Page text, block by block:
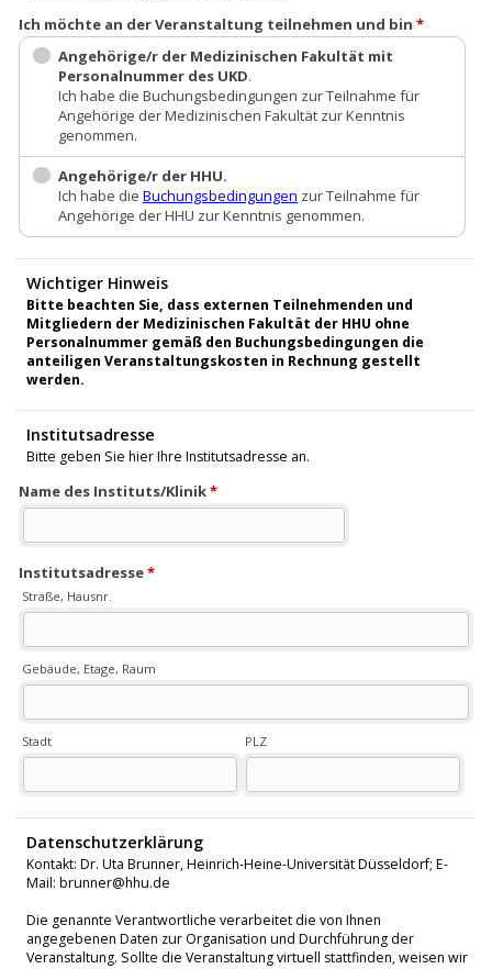
Ich möchte an der Veranstaltung teilnehmen und bin *
Angehörige/r der Medizinischen Fakultät mit
Personalnummer des UKD.
Ich habe die Buchungsbedingungen zur Teilnahme für
Angehörige der Medizinischen Fakultät zur Kenntnis
genommen.
Angehörige/r der HHU.
Ich habe die Buchungsbedingungen zur Teilnahme für
Angehörige der HHU zur Kenntnis genommen.
Wichtiger Hinweis
Bitte beachten Sie, dass externen Teilnehmenden und
Mitgliedern der Medizinischen Fakultät der HHU ohne
Personalnummer gemäß den Buchungsbedingungen die
anteiligen Veranstaltungskosten in Rechnung gestellt
werden.
Institutsadresse
Bitte geben Sie hier Ihre Institutsadresse an.
Name des Instituts/Klinik*
Institutsadresse*
Straße, Hausnr.
Gebäude, Etage, Raum
Stadt PLZ
Datenschutzerklärung
Kontakt: Dr. Uta Brunner, Heinrich-Heine-Universität Düsseldorf; E-
Mail: brunner@hhu.de
Die genannte Verantwortliche verarbeitet die von Ihnen
angegebenen Daten zur Organisation und Durchführung der
Veranstaltung. Sollte die Veranstaltung virtuell stattfinden, weisen wir